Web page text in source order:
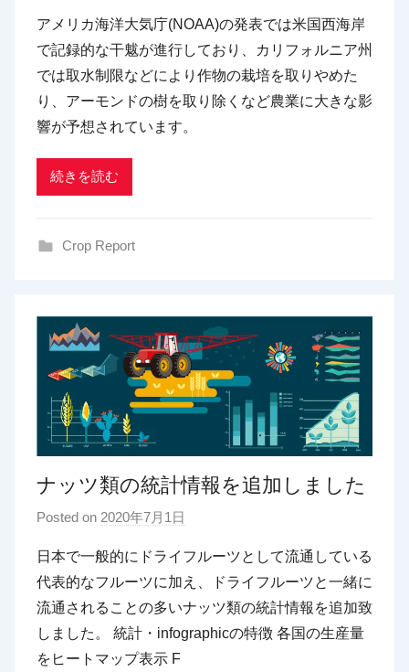
p
d
x
t
アメリカ海洋大気庁(NOAA)の発表では米国西海岸
で記録的な干魃が進行しており、カリフォルニア州
では取水制限などにより作物の栽培を取りやめた
り、アーモンドの樹を取り除くなど農業に大きな影
響が予想されています。
続きを読む
Crop Report
ナッツ類の統計情報を追加しました
Posted on 2020年7月1日
p
d
x
t
日本で一般的にドライフルーツとして流通している
代表的なフルーツに加え、ドライフルーツと一緒に
流通されることの多いナッツ類の統計情報を追加致
しました。 統計・infographicの特徴 各国の生産量
をヒートマップ表示 F